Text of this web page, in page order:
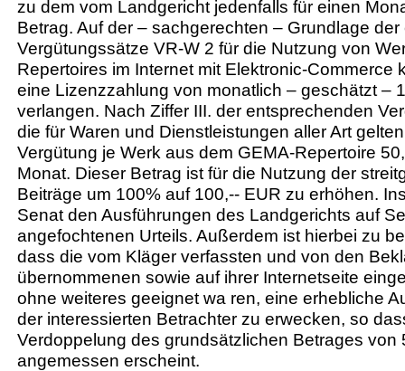
zu dem vom Landgericht jedenfalls für einen
Betrag. Auf der – sachgerechten – Grundlage
Vergütungssätze VR-W 2 für die Nutzung von
Repertoires im Internet mit Elektronic-Commerce
eine Lizenzzahlung von monatlich – geschätzt –
verlangen. Nach Ziffer III. der entsprechenden
die für Waren und Dienstleistungen aller Art
Vergütung je Werk aus dem GEMA-Repertoire
Monat. Dieser Betrag ist für die Nutzung der
Beiträge um 100% auf 100,-- EUR zu erhöhen.
Senat den Ausführungen des Landgerichts auf
angefochtenen Urteils. Außerdem ist hierbei zu
dass die vom Kläger verfassten und von den
übernommenen sowie auf ihrer Internetseite
ohne weiteres geeignet wa ren, eine erhebliche
der interessierten Betrachter zu erwecken, so
Verdoppelung des grundsätzlichen Betrages von
angemessen erscheint.